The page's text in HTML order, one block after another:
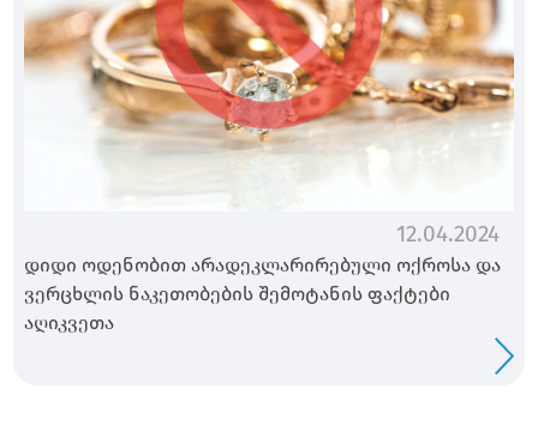
12.04.2024
დიდი ოდენობით არადეკლარირებული ოქროსა და
ვერცხლის ნაკეთობების შემოტანის ფაქტები
აღიკვეთა